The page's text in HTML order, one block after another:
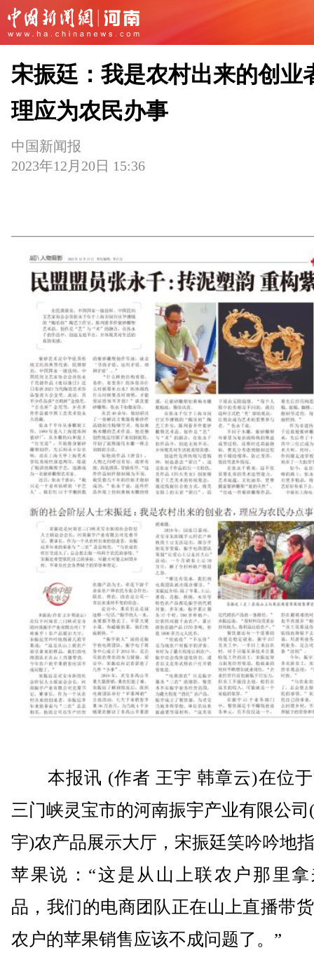
宋振廷：我是农村出来的创业
理应为农民办事
中国新闻报
2023年12月20日 15:36
本报讯 (作者 王宇 韩章云)在位于
三门峡灵宝市的河南振宇产业有限公司
宇)农产品展示大厅，宋振廷笑吟吟地
苹果说：“这是从山上联农户那里
品，我们的电商团队正在山上直播带
农户的苹果销售应该不成问题了。”